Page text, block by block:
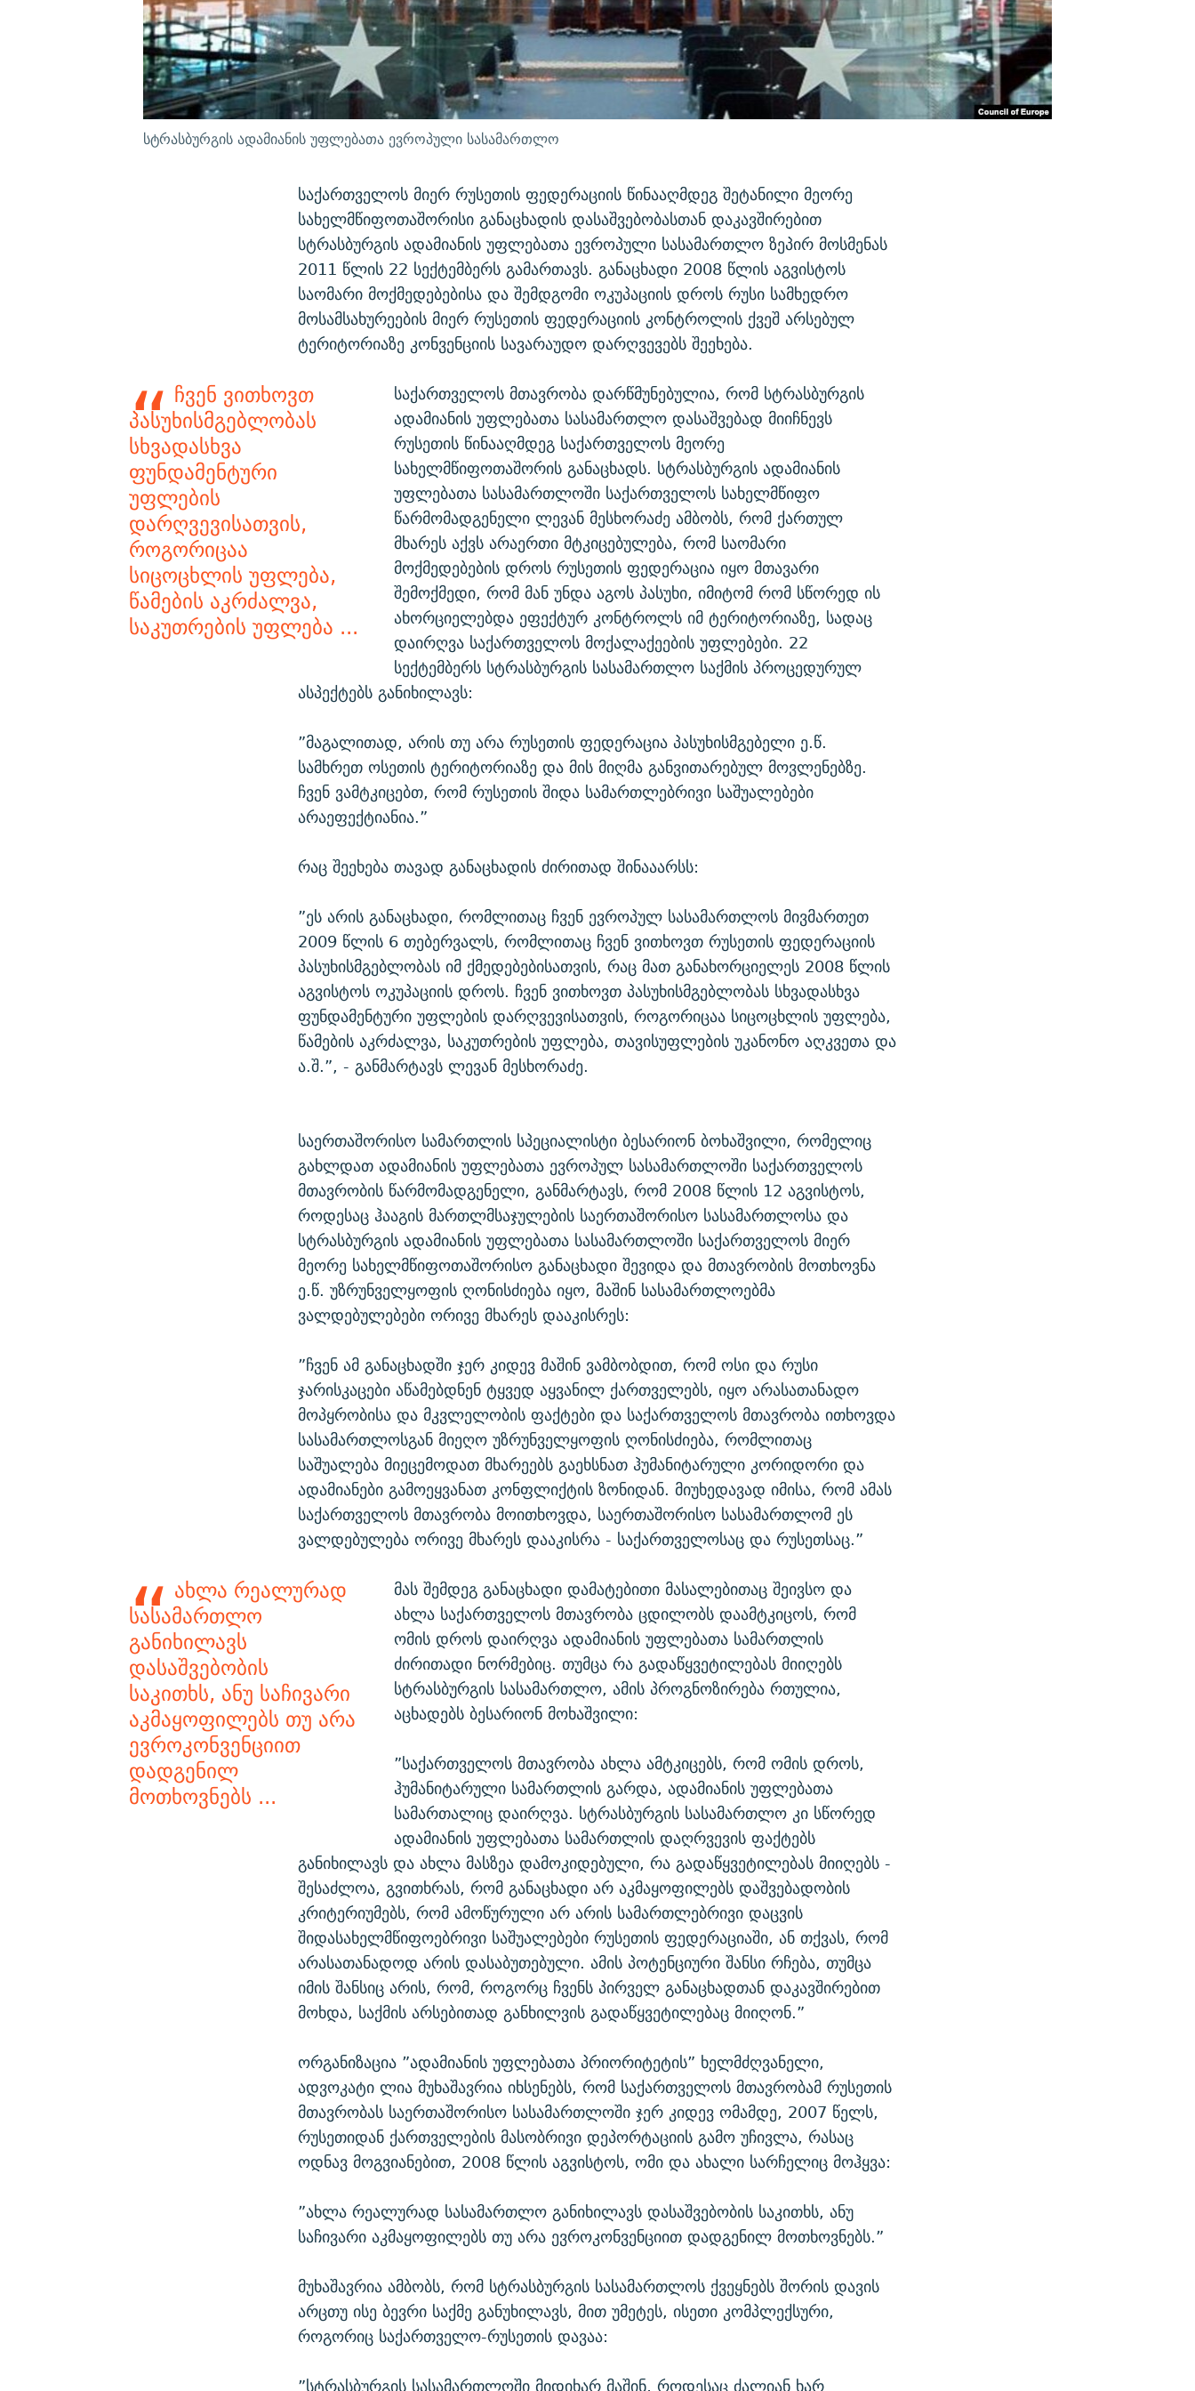
სტრასბურგის ადამიანის უფლებათა ევროპული სასამართლო
საქართველოს მიერ რუსეთის ფედერაციის წინააღმდეგ შეტანილი მეორე
სახელმწიფოთაშორისი განაცხადის დასაშვებობასთან დაკავშირებით
სტრასბურგის ადამიანის უფლებათა ევროპული სასამართლო ზეპირ მოსმენას
2011 წლის 22 სექტემბერს გამართავს. განაცხადი 2008 წლის აგვისტოს
საომარი მოქმედებებისა და შემდგომი ოკუპაციის დროს რუსი სამხედრო
მოსამსახურეების მიერ რუსეთის ფედერაციის კონტროლის ქვეშ არსებულ
ტერიტორიაზე კონვენციის სავარაუდო დარღვევებს შეეხება.
ჩვენ ვითხოვთ
პასუხისმგებლობას
სხვადასხვა
ფუნდამენტური
უფლების
დარღვევისათვის,
როგორიცაა
სიცოცხლის უფლება,
წამების აკრძალვა,
საკუთრების უფლება ...
საქართველოს მთავრობა დარწმუნებულია, რომ სტრასბურგის
ადამიანის უფლებათა სასამართლო დასაშვებად მიიჩნევს
რუსეთის წინააღმდეგ საქართველოს მეორე
სახელმწიფოთაშორის განაცხადს. სტრასბურგის ადამიანის
უფლებათა სასამართლოში საქართველოს სახელმწიფო
წარმომადგენელი ლევან მესხორაძე ამბობს, რომ ქართულ
მხარეს აქვს არაერთი მტკიცებულება, რომ საომარი
მოქმედებების დროს რუსეთის ფედერაცია იყო მთავარი
შემოქმედი, რომ მან უნდა აგოს პასუხი, იმიტომ რომ სწორედ ის
ახორციელებდა ეფექტურ კონტროლს იმ ტერიტორიაზე, სადაც
დაირღვა საქართველოს მოქალაქეების უფლებები. 22
სექტემბერს სტრასბურგის სასამართლო საქმის პროცედურულ
ასპექტებს განიხილავს:
”მაგალითად, არის თუ არა რუსეთის ფედერაცია პასუხისმგებელი ე.წ.
სამხრეთ ოსეთის ტერიტორიაზე და მის მიღმა განვითარებულ მოვლენებზე.
ჩვენ ვამტკიცებთ, რომ რუსეთის შიდა სამართლებრივი საშუალებები
არაეფექტიანია.”
რაც შეეხება თავად განაცხადის ძირითად შინააარსს:
”ეს არის განაცხადი, რომლითაც ჩვენ ევროპულ სასამართლოს მივმართეთ
2009 წლის 6 თებერვალს, რომლითაც ჩვენ ვითხოვთ რუსეთის ფედერაციის
პასუხისმგებლობას იმ ქმედებებისათვის, რაც მათ განახორციელეს 2008 წლის
აგვისტოს ოკუპაციის დროს. ჩვენ ვითხოვთ პასუხისმგებლობას სხვადასხვა
ფუნდამენტური უფლების დარღვევისათვის, როგორიცაა სიცოცხლის უფლება,
წამების აკრძალვა, საკუთრების უფლება, თავისუფლების უკანონო აღკვეთა და
ა.შ.”, - განმარტავს ლევან მესხორაძე.
საერთაშორისო სამართლის სპეციალისტი ბესარიონ ბოხაშვილი, რომელიც
გახლდათ ადამიანის უფლებათა ევროპულ სასამართლოში საქართველოს
მთავრობის წარმომადგენელი, განმარტავს, რომ 2008 წლის 12 აგვისტოს,
როდესაც ჰააგის მართლმსაჯულების საერთაშორისო სასამართლოსა და
სტრასბურგის ადამიანის უფლებათა სასამართლოში საქართველოს მიერ
მეორე სახელმწიფოთაშორისო განაცხადი შევიდა და მთავრობის მოთხოვნა
ე.წ. უზრუნველყოფის ღონისძიება იყო, მაშინ სასამართლოებმა
ვალდებულებები ორივე მხარეს დააკისრეს:
”ჩვენ ამ განაცხადში ჯერ კიდევ მაშინ ვამბობდით, რომ ოსი და რუსი
ჯარისკაცები აწამებდნენ ტყვედ აყვანილ ქართველებს, იყო არასათანადო
მოპყრობისა და მკვლელობის ფაქტები და საქართველოს მთავრობა ითხოვდა
სასამართლოსგან მიეღო უზრუნველყოფის ღონისძიება, რომლითაც
საშუალება მიეცემოდათ მხარეებს გაეხსნათ ჰუმანიტარული კორიდორი და
ადამიანები გამოეყვანათ კონფლიქტის ზონიდან. მიუხედავად იმისა, რომ ამას
საქართველოს მთავრობა მოითხოვდა, საერთაშორისო სასამართლომ ეს
ვალდებულება ორივე მხარეს დააკისრა - საქართველოსაც და რუსეთსაც.”
ახლა რეალურად
სასამართლო
განიხილავს
დასაშვებობის
საკითხს, ანუ საჩივარი
აკმაყოფილებს თუ არა
ევროკონვენციით
დადგენილ
მოთხოვნებს ...
მას შემდეგ განაცხადი დამატებითი მასალებითაც შეივსო და
ახლა საქართველოს მთავრობა ცდილობს დაამტკიცოს, რომ
ომის დროს დაირღვა ადამიანის უფლებათა სამართლის
ძირითადი ნორმებიც. თუმცა რა გადაწყვეტილებას მიიღებს
სტრასბურგის სასამართლო, ამის პროგნოზირება რთულია,
აცხადებს ბესარიონ მოხაშვილი:
”საქართველოს მთავრობა ახლა ამტკიცებს, რომ ომის დროს,
ჰუმანიტარული სამართლის გარდა, ადამიანის უფლებათა
სამართალიც დაირღვა. სტრასბურგის სასამართლო კი სწორედ
ადამიანის უფლებათა სამართლის დაღრვევის ფაქტებს
განიხილავს და ახლა მასზეა დამოკიდებული, რა გადაწყვეტილებას მიიღებს -
შესაძლოა, გვითხრას, რომ განაცხადი არ აკმაყოფილებს დაშვებადობის
კრიტერიუმებს, რომ ამოწურული არ არის სამართლებრივი დაცვის
შიდასახელმწიფოებრივი საშუალებები რუსეთის ფედერაციაში, ან თქვას, რომ
არასათანადოდ არის დასაბუთებული. ამის პოტენციური შანსი რჩება, თუმცა
იმის შანსიც არის, რომ, როგორც ჩვენს პირველ განაცხადთან დაკავშირებით
მოხდა, საქმის არსებითად განხილვის გადაწყვეტილებაც მიიღონ.”
ორგანიზაცია ”ადამიანის უფლებათა პრიორიტეტის” ხელმძღვანელი,
ადვოკატი ლია მუხაშავრია იხსენებს, რომ საქართველოს მთავრობამ რუსეთის
მთავრობას საერთაშორისო სასამართლოში ჯერ კიდევ ომამდე, 2007 წელს,
რუსეთიდან ქართველების მასობრივი დეპორტაციის გამო უჩივლა, რასაც
ოდნავ მოგვიანებით, 2008 წლის აგვისტოს, ომი და ახალი სარჩელიც მოჰყვა:
”ახლა რეალურად სასამართლო განიხილავს დასაშვებობის საკითხს, ანუ
საჩივარი აკმაყოფილებს თუ არა ევროკონვენციით დადგენილ მოთხოვნებს.”
მუხაშავრია ამბობს, რომ სტრასბურგის სასამართლოს ქვეყნებს შორის დავის
არცთუ ისე ბევრი საქმე განუხილავს, მით უმეტეს, ისეთი კომპლექსური,
როგორიც საქართველო-რუსეთის დავაა: